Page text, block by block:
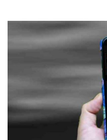
Frankenstein45.Com